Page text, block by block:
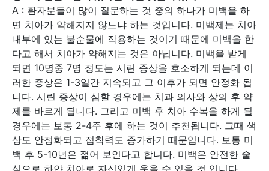
A : 환자분들이 많이 질문하는 것 중의 하나가 미백을 하
면 치아가 약해지지 않느냐 하는 것입니다. 미백제는 치아
내부에 있는 불순물에 작용하는 것이기 때문에 미백을 한
다고 해서 치아가 약해지는 것은 아닙니다. 미백을 받게
되면 10명중 7명 정도는 시린 증상을 호소하게 되는데 이
러한 증상은 1-3일간 지속되고 그 이후가 되면 안정화 됩
니다. 시린 증상이 심할 경우에는 치과 의사와 상의 후 약
제를 바르게 됩니다. 그리고 미백 후 치아 수복을 하게 될
경우에는 보통 2-4주 후에 하는 것이 추천됩니다. 그때 색
상도 안정화되고 접착력도 증가하기 때문입니다. 보통 미
백 후 5-10년은 젊어 보인다고 합니다. 미백은 안전한 술
식으로 하얀 치아로 자신있게 웃을 수 있을 것 입니다.